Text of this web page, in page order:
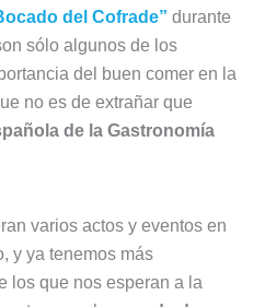
del Cofrade” durante
sólo algunos de los
del buen comer en la
no es de extrañar que
de la Gastronomía
varios actos y eventos en
y ya tenemos más
los que nos esperan a la